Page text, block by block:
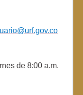
de 8:00 a.m.